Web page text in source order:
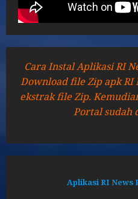
Cara Instal Aplikasi RI
Download file Zip apk RI
ekstrak file Zip.
Portal sudah
Aplikasi RI News